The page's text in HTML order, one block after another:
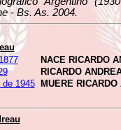
- Bs. As. 2004.
NACE RICARDO
RICARDO
1945 MUERE RICARDO